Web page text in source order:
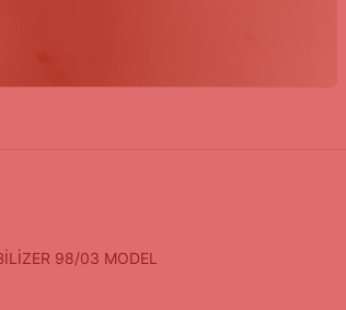
98/03 MODEL